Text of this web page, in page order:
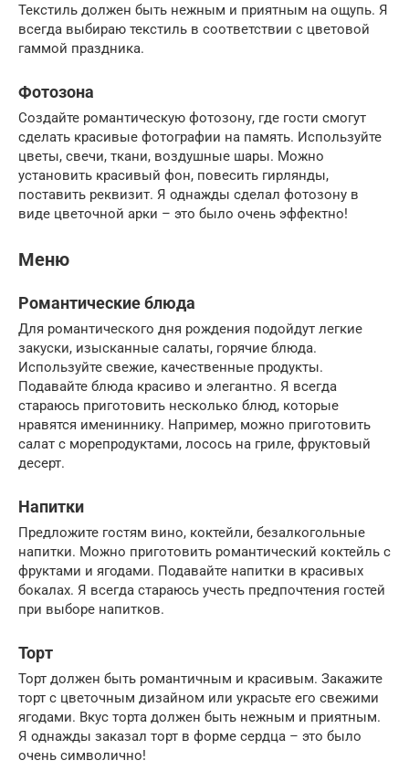
Текстиль должен быть нежным и приятным на ощупь. Я
всегда выбираю текстиль в соответствии с цветовой
гаммой праздника.
Фотозона
Создайте романтическую фотозону, где гости смогут
сделать красивые фотографии на память. Используйте
цветы, свечи, ткани, воздушные шары. Можно
установить красивый фон, повесить гирлянды,
поставить реквизит. Я однажды сделал фотозону в
виде цветочной арки – это было очень эффектно!
Меню
Романтические блюда
Для романтического дня рождения подойдут легкие
закуски, изысканные салаты, горячие блюда.
Используйте свежие, качественные продукты.
Подавайте блюда красиво и элегантно. Я всегда
стараюсь приготовить несколько блюд, которые
нравятся имениннику. Например, можно приготовить
салат с морепродуктами, лосось на гриле, фруктовый
десерт.
Напитки
Предложите гостям вино, коктейли, безалкогольные
напитки. Можно приготовить романтический коктейль с
фруктами и ягодами. Подавайте напитки в красивых
бокалах. Я всегда стараюсь учесть предпочтения гостей
при выборе напитков.
Торт
Торт должен быть романтичным и красивым. Закажите
торт с цветочным дизайном или украсьте его свежими
ягодами. Вкус торта должен быть нежным и приятным.
Я однажды заказал торт в форме сердца – это было
очень символично!